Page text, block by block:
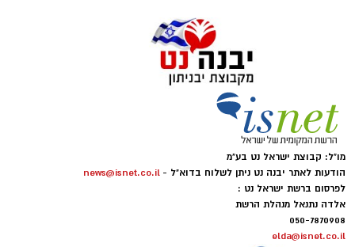
מו"ל: קבוצת ישראל נט בע"מ
הודעות לאתר יבנה נט ניתן לשלוח בדוא"ל - news@isnet.co.il
לפרסום ברשת ישראל נט :
אלדה נתנאל מנהלת הרשת
050-7870908
elda@isnet.co.il